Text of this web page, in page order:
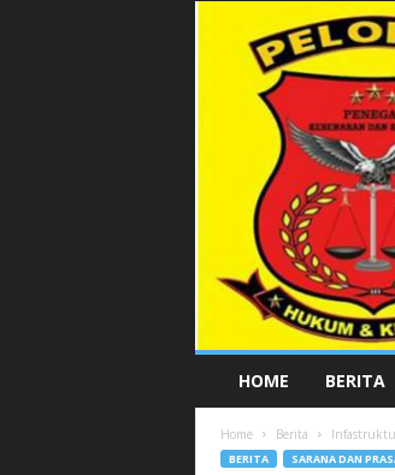
L
HOME BERITA
Home Berita
BERITA SARANA DAN